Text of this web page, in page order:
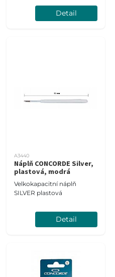
Detail
A3440
Náplň CONCORDE Silver,
plastová, modrá
Velkokapacitní náplň
SILVER plastová
Detail